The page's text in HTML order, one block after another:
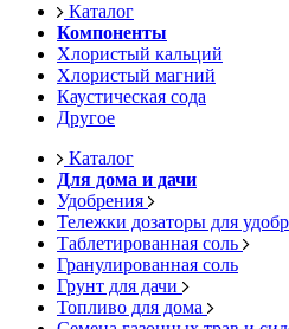
Каталог
Компоненты
Хлористый кальций
Хлористый магний
Каустическая сода
Другое
Каталог
Для дома и дачи
Удобрения
Тележки дозаторы для
Таблетированная соль
Гранулированная соль
Грунт для дачи
Топливо для дома